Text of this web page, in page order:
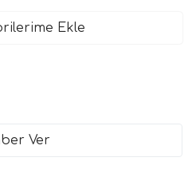
Ekle
Ver